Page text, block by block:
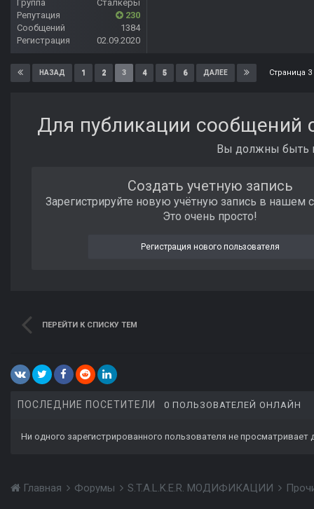
Группа
Сталкеры
Репутация
230
Сообщений
1384
Регистрация
02.09.2020
НАЗАД 1 2 3 4 5 6 ДАЛЕЕ Страница
Для публикации сообщений
Вы должны быть
Создать учетную запись
Зарегистрируйте новую учётную запись в нашем
Это очень просто!
Регистрация нового пользователя
ПЕРЕЙТИ К СПИСКУ ТЕМ
ПОСЛЕДНИЕ ПОСЕТИТЕЛИ 0 ПОЛЬЗОВАТЕЛЕЙ ОНЛАЙН
Ни одного зарегистрированного пользователя не просматривает
Главная Форумы S.T.A.L.K.E.R. МОДИФИКАЦИИ